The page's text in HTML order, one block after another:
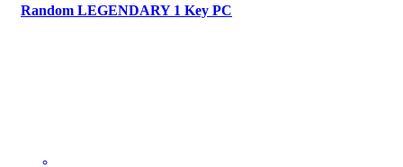
Random LEGENDARY 1 Key PC